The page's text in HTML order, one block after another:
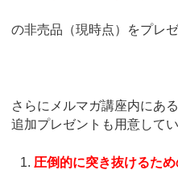
の非売品（現時点）をプレ
さらにメルマガ講座内にあ
追加プレゼントも用意してい
圧倒的に突き抜けるた